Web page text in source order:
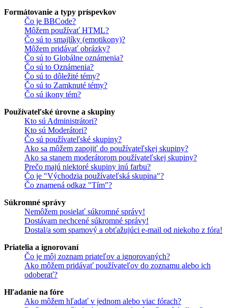
Formátovanie a typy príspevkov
Čo je BBCode?
Môžem používať HTML?
Čo sú to smajlíky (emotikony)?
Môžem pridávať obrázky?
Čo sú to Globálne oznámenia?
Čo sú to Oznámenia?
Čo sú to dôležité témy?
Čo sú to Zamknuté témy?
Čo sú ikony tém?
Používateľské úrovne a skupiny
Kto sú Administrátori?
Kto sú Moderátori?
Čo sú používateľské skupiny?
Ako sa môžem zapojiť do používateľskej skupiny?
Ako sa stanem moderátorom používateľskej skupiny?
Prečo majú niektoré skupiny inú farbu?
Čo je "Východzia používateľská skupina"?
Čo znamená odkaz "Tím"?
Súkromné správy
Nemôžem posielať súkromné správy!
Dostávam nechcené súkromné správy!
Dostal/a som spamový a obťažujúci e-mail od niekoho z fóra!
Priatelia a ignorovaní
Čo je môj zoznam priateľov a ignorovaných?
Ako môžem pridávať používateľov do zoznamu alebo ich
odoberať?
Hľadanie na fóre
Ako môžem hľadať v jednom alebo viac fórach?